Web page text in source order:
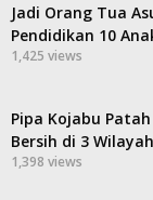
Jadi Orang Tua
Pendidikan 10
1,425 views
Pipa Kojabu
Bersih di 3
1,398 views